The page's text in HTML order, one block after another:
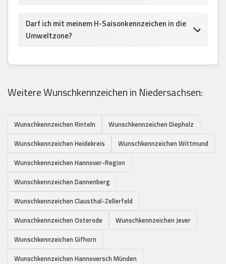
Darf ich mit meinem H-Saisonkennzeichen in die
Umweltzone?
Weitere Wunschkennzeichen in Niedersachsen:
Wunschkennzeichen Rinteln
Wunschkennzeichen Diepholz
Wunschkennzeichen Heidekreis
Wunschkennzeichen Wittmund
Wunschkennzeichen Hannover-Region
Wunschkennzeichen Dannenberg
Wunschkennzeichen Clausthal-Zellerfeld
Wunschkennzeichen Osterode
Wunschkennzeichen Jever
Wunschkennzeichen Gifhorn
Wunschkennzeichen Hannoversch Münden